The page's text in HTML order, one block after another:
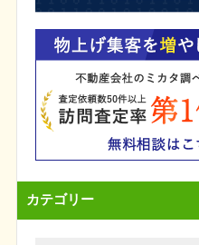
カテゴリー